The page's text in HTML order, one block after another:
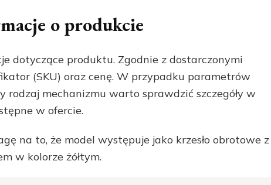
o produkcie
dotyczące produktu. Zgodnie z dostarczonymi
(SKU) oraz cenę. W przypadku parametrów
rodzaj mechanizmu warto sprawdzić szczegóły w
w ofercie.
na to, że model występuje jako krzesło obrotowe z
w kolorze żółtym.